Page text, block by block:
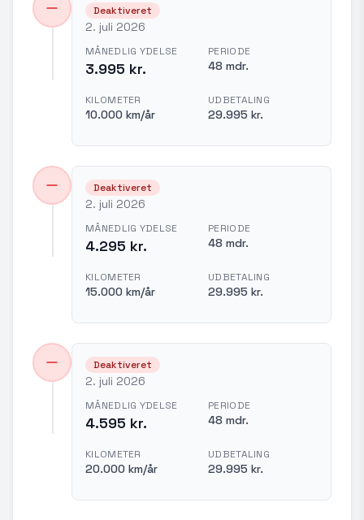
Deaktiveret
2. juli 2026
MÅNEDLIG YDELSE
3.995 kr.
PERIODE
48 mdr.
KILOMETER
10.000 km/år
UDBETALING
29.995 kr.
Deaktiveret
2. juli 2026
MÅNEDLIG YDELSE
4.295 kr.
PERIODE
48 mdr.
KILOMETER
15.000 km/år
UDBETALING
29.995 kr.
Deaktiveret
2. juli 2026
MÅNEDLIG YDELSE
4.595 kr.
PERIODE
48 mdr.
KILOMETER
20.000 km/år
UDBETALING
29.995 kr.